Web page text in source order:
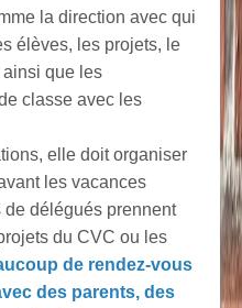
la direction avec qui
élèves, les projets, le
que les
classe avec les
elle doit organiser
les vacances
de délégués prennent
du CVC ou les
de rendez-vous
des parents, des